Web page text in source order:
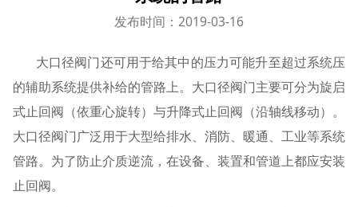
发布时间：2019-03-16
大口径阀门还可用于给其中的压力可能升至超过系统压
的辅助系统提供补给的管路上。大口径阀门主要可分为旋启
式止回阀（依重心旋转）与升降式止回阀（沿轴线移动）。
大口径阀门广泛用于大型给排水、消防、暖通、工业等系统
管路。为了防止介质逆流，在设备、装置和管道上都应安装
止回阀。